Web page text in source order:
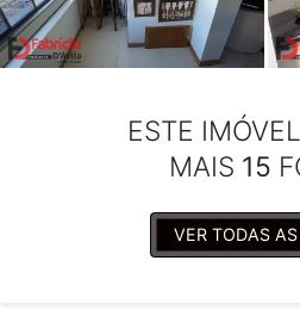
ESTE
MAIS 15
VER TODAS